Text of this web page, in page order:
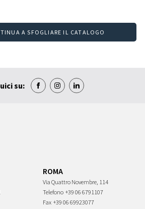
A SFOGLIARE IL CATALOGO
su:
ROMA
Via Quattro Novembre, 114
Telefono +39 06 6791107
Fax +39 06 69923077